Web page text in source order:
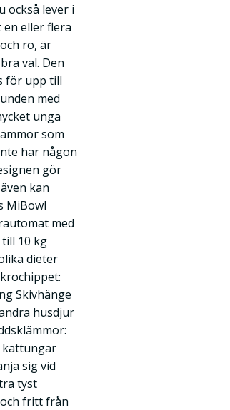
också lever i
eller flera
ro, är
val. Den
för upp till
med
unga
som
har någon
gör
kan
MiBowl
med
10 kg
dieter
Skivhänge
husdjur
kattungar
sig vid
tyst
fritt från